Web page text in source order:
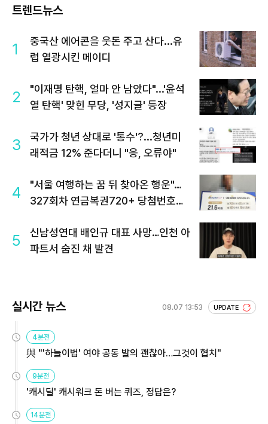
트렌드뉴스
1
중국산 에어콘을 웃돈 주고 산다...유
럽 열광시킨 메이디
2
"이재명 탄핵, 얼마 안 남았다"...'윤석
열 탄핵' 맞힌 무당, '성지글' 등장
3
국가가 청년 상대로 '통수'?...청년미
래적금 12% 준다더니 "응, 오류야"
4
"서울 여행하는 꿈 뒤 찾아온 행운"…
327회차 연금복권720+ 당첨번호조
5
신남성연대 배인규 대표 사망…인천 아
파트서 숨진 채 발견
실시간 뉴스 08.07 13:53 UPDATE
4분전
與 "'하늘이법' 여야 공동 발의 괜찮아…그것이 협치"
9분전
'캐시딜' 캐시워크 돈 버는 퀴즈, 정답은?
14분전